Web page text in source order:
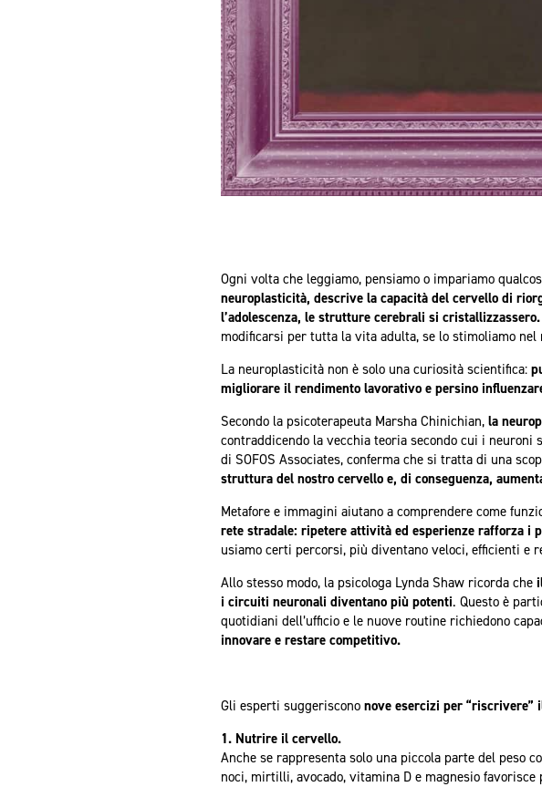
Ogni volta che leggiamo, pensiamo o impariamo
neuroplasticità, descrive la capacità del cervello di
l’adolescenza, le strutture cerebrali si
modificarsi per tutta la vita adulta, se lo stimoliamo nel
La neuroplasticità non è solo una curiosità scientifica:
migliorare il rendimento lavorativo e persino
Secondo la psicoterapeuta Marsha Chinichian, la
contraddicendo la vecchia teoria secondo cui i neuroni
di SOFOS Associates, conferma che si tratta di una
struttura del nostro cervello e, di conseguenza,
Metafore e immagini aiutano a comprendere come
rete stradale: ripetere attività ed esperienze rafforza i
usiamo certi percorsi, più diventano veloci, efficienti e
Allo stesso modo, la psicologa Lynda Shaw ricorda che
i circuiti neuronali diventano più potenti. Questo è
quotidiani dell’ufficio e le nuove routine richiedono
innovare e restare competitivo.
Gli esperti suggeriscono nove esercizi per “riscrivere”
1. Nutrire il cervello.
Anche se rappresenta solo una piccola parte del peso
noci, mirtilli, avocado, vitamina D e magnesio